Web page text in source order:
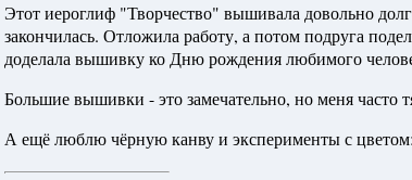
Этот иероглиф "Творчество" вышивала довольно
закончилась. Отложила работу, а потом подруга
доделала вышивку ко Дню рождения любимого
Большие вышивки - это замечательно, но меня
А ещё люблю чёрную канву и эксперименты с цветом: